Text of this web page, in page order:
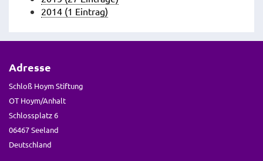
2014 (1 Eintrag)
Adresse
Schloß Hoym Stiftung
OT Hoym/Anhalt
Schlossplatz 6
06467 Seeland
Deutschland